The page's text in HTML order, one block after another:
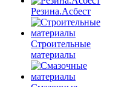
Резина.Асбест
Строительные
материалы